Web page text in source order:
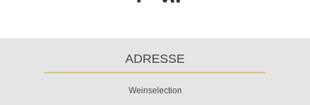
ADRESSE
Weinselection